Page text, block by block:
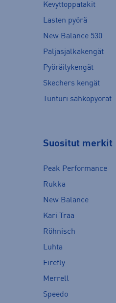
Kevyttoppatakit
Lasten pyörä
New Balance 530
Paljasjalkakengät
Pyöräilykengät
Skechers kengät
Tunturi sähköpyörät
Suositut merkit
Peak Performance
Rukka
New Balance
Kari Traa
Röhnisch
Luhta
Firefly
Merrell
Speedo